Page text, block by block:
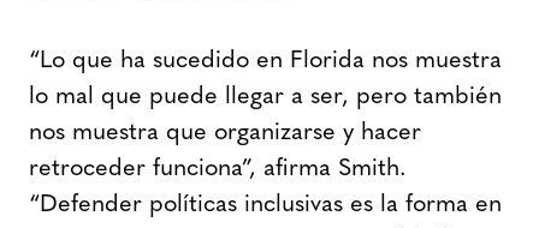
“Lo que ha sucedido en Florida nos muestra
lo mal que puede llegar a ser, pero también
nos muestra que organizarse y hacer
retroceder funciona”, afirma Smith.
“Defender políticas inclusivas es la forma en